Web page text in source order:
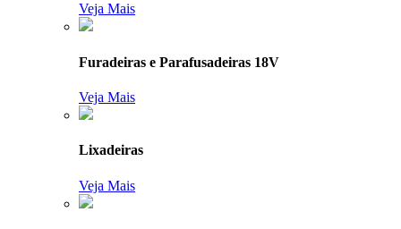
Veja Mais
Furadeiras e Parafusadeiras 18V
Veja Mais
Lixadeiras
Veja Mais